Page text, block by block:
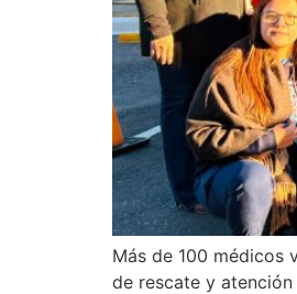
Más de 100 médicos
de rescate y